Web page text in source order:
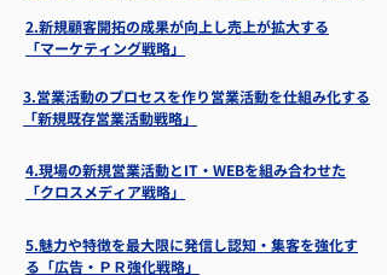
2.新規顧客開拓の成果が向上し売上が拡大する
「マーケティング戦略」
3.営業活動のプロセスを作り営業活動を仕組み化する
「新規既存営業活動戦略」
4.現場の新規営業活動とIT・WEBを組み合わせた
「クロスメディア戦略」
5.魅力や特徴を最大限に発信し認知・集客を強化す
る「広告・ＰＲ強化戦略」